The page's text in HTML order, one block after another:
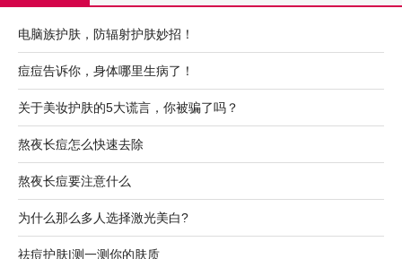
电脑族护肤，防辐射护肤妙招！
痘痘告诉你，身体哪里生病了！
关于美妆护肤的5大谎言，你被骗了吗？
熬夜长痘怎么快速去除
熬夜长痘要注意什么
为什么那么多人选择激光美白?
祛痘护肤|测一测你的肤质